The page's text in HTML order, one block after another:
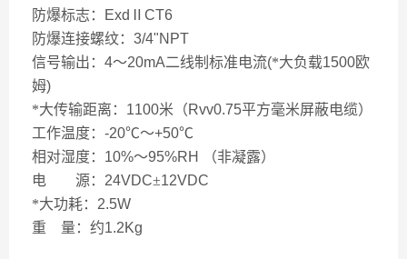
防爆标志：
Exd
CT6
防爆连接螺纹： 3/4"NPT
信号输出： 4～20mA二线制标准电流(*大负载1500欧
姆)
*大传输距离： 1100米（Rvv0.75平方毫米屏蔽电缆）
工作温度： -20℃～+50℃
相对湿度： 10%～95%RH
（非凝露）
电 源： 24VDC±12VDC
*大功耗： 2.5W
重
量：约1.2Kg